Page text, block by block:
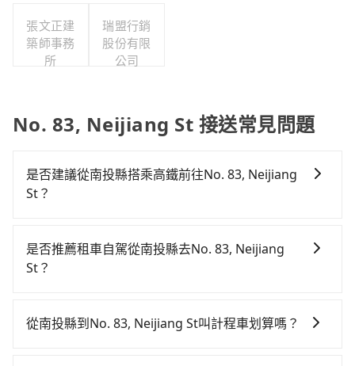
張文正建
築師事務
所
瑞盟行銷
股份有限
公司
No. 83, Neijiang St 接送常見問題
是否建議從南投縣搭乘高鐵前往No. 83, Neijiang
St？
貴、費時，且難叫計程車前往高鐵站！從最早06:05一直
到23:03，台中-台北一天最多有105班次高鐵可搭乘。假
行進站、現場購票並於月台排隊的時間約20分鐘，再乘
是否推薦租車自駕從南投縣去No. 83, Neijiang
St？
時不需要閉目養神（因為要自己開車），最重要的是你
從南投縣到No. 83, Neijiang St叫計程車划算嗎？